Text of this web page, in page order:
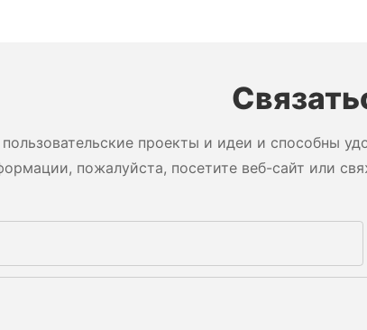
проекты и идеи и способны
пожалуйста, посетите веб-сайт или